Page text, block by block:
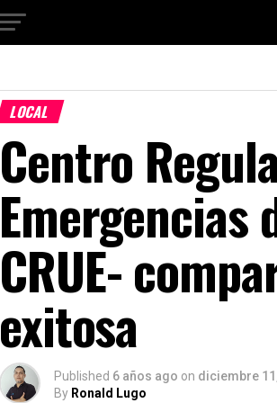
LOCAL
Centro
CRUE-
exitosa
Published 6 años ago on diciembre
By Ronald Lugo